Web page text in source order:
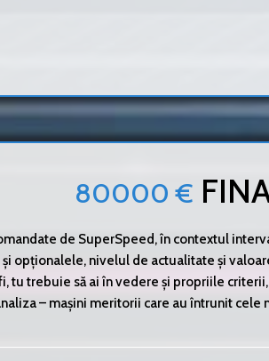
80000 €
de SuperSpeed, în contextul
opționalele, nivelul de actualitate și
tu trebuie să ai în vedere și propriile
– mașini meritorii care au întrunit